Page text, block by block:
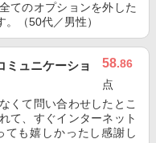
てのオプションを外した
（50代／男性）
ミュニケーショ
58.86
点
くて問い合わせしたとこ
て、すぐインターネット
ても嬉しかったし感謝し